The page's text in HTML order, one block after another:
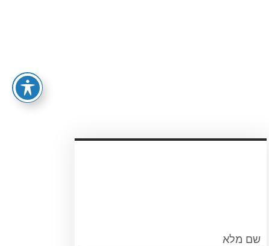
שם מלא